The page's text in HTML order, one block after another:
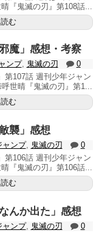
『鬼滅の刃』第108話...
む
魔」感想・考察
ンプ, 鬼滅の刃
0
第107話 週刊少年ジャン
世晴『鬼滅の刃』第1...
む
襲」感想
ャンプ, 鬼滅の刃
0
第106話 週刊少年ジャン
『鬼滅の刃』第106話...
む
んか出た」感想
ャンプ, 鬼滅の刃
0